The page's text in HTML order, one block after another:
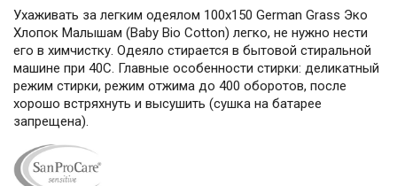
Ухаживать за легким одеялом 100х150 German Grass Эко
Хлопок Малышам (Baby Bio Cotton) легко, не нужно нести
его в химчистку. Одеяло стирается в бытовой стиральной
машине при 40С. Главные особенности стирки: деликатный
режим стирки, режим отжима до 400 оборотов, после
хорошо встряхнуть и высушить (сушка на батарее
запрещена).